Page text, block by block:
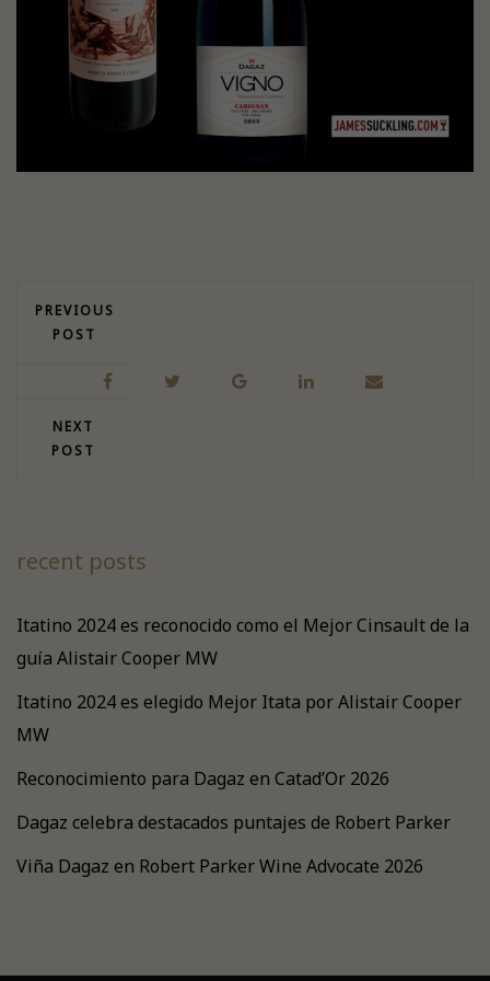
PREVIOUS
POST
NEXT
POST
recent posts
Itatino 2024 es reconocido como el Mejor Cinsault de la
guía Alistair Cooper MW
Itatino 2024 es elegido Mejor Itata por Alistair Cooper
MW
Reconocimiento para Dagaz en Catad’Or 2026
Dagaz celebra destacados puntajes de Robert Parker
Viña Dagaz en Robert Parker Wine Advocate 2026